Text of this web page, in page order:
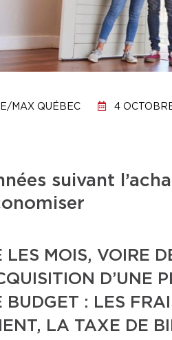
MAX QUÉBEC 4
suivant
MOIS, VOIRE
D’UNE
BUDGET : LES
LA TAXE DE